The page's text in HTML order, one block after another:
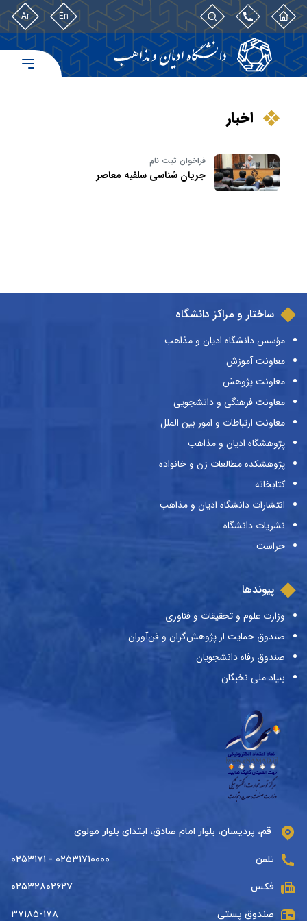
En
Ar
اخبار
فراخوان ثبت نام
جریان شناسی سلفیه معاصر
ساختار و مراکز دانشگاه
مؤسس دانشگاه ادیان و مذاهب
معاونت آموزش
معاونت پژوهش
معاونت فرهنگی و دانشجویی
معاونت ارتباطات و امور بین الملل
پژوهشگاه ادیان و مذاهب
پژوهشکده مطالعات زن و خانواده
کتابخانه
انتشارات دانشگاه ادیان و مذاهب
نشریات دانشگاه
حراست
پیوندها
وزارت علوم و تحقیقات و فناوری
صندوق حمایت از پژوهش‌گران و فن‌آوران
صندوق رفاه دانشجویان
بنیاد ملی نخبگان
قم، پردیسان، بلوار امام صادق، ابتدای بلوار مولوی
تلفن ۰۲۵۳۱۷۱۰۰۰۰ - ۰۲۵۳۱۷۱
فکس ۰۲۵۳۲۸۰۲۶۲۷
صندوق پستی ۳۷۱۸۵-۱۷۸